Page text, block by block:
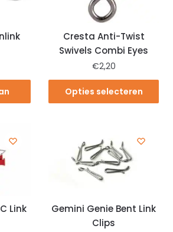
Cresta Anti-Twist
Swivels Combi Eyes
€2,20
Opties selecteren
Link
Gemini Genie Bent Link
Clips